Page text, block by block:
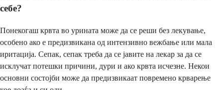
себе?
Понекогаш крвта во урината може да се реши без лекување,
особено ако е предизвикана од интензивно вежбање или мала
иритација. Сепак, сепак треба да се јавите на лекар за да се
исклучат потешки причини, дури и ако крвта исчезне. Некои
основни состојби може да предизвикаат повремено крварење